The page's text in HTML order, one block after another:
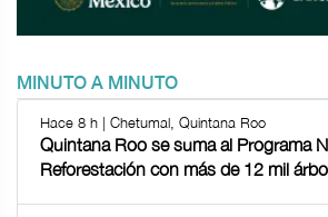
MINUTO A MINUTO
Hace 8 h | Chetumal, Quintana Roo
Quintana Roo se suma al Programa
Reforestación con más de 12 mil